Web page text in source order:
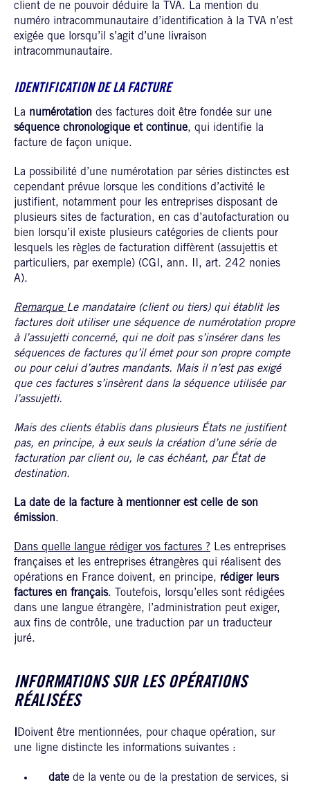
client de ne pouvoir déduire la TVA. La mention du
numéro intracommunautaire d’identification à la TVA n’est
exigée que lorsqu’il s’agit d’une livraison
intracommunautaire.
IDENTIFICATION DE LA FACTURE
La numérotation des factures doit être fondée sur une
séquence chronologique et continue, qui identifie la
facture de façon unique.
La possibilité d’une numérotation par séries distinctes est
cependant prévue lorsque les conditions d’activité le
justifient, notamment pour les entreprises disposant de
plusieurs sites de facturation, en cas d’autofacturation ou
bien lorsqu’il existe plusieurs catégories de clients pour
lesquels les règles de facturation diffèrent (assujettis et
particuliers, par exemple) (CGI, ann. II, art. 242 nonies
A).
Remarque Le mandataire (client ou tiers) qui établit les
factures doit utiliser une séquence de numérotation propre
à l’assujetti concerné, qui ne doit pas s’insérer dans les
séquences de factures qu’il émet pour son propre compte
ou pour celui d’autres mandants. Mais il n’est pas exigé
que ces factures s’insèrent dans la séquence utilisée par
l’assujetti.
Mais des clients établis dans plusieurs États ne justifient
pas, en principe, à eux seuls la création d’une série de
facturation par client ou, le cas échéant, par État de
destination.
La date de la facture à mentionner est celle de son
émission.
Dans quelle langue rédiger vos factures ? Les entreprises
françaises et les entreprises étrangères qui réalisent des
opérations en France doivent, en principe, rédiger leurs
factures en français. Toutefois, lorsqu’elles sont rédigées
dans une langue étrangère, l’administration peut exiger,
aux fins de contrôle, une traduction par un traducteur
juré.
INFORMATIONS SUR LES OPÉRATIONS
RÉALISÉES
Doivent être mentionnées, pour chaque opération, sur
une ligne distincte les informations suivantes :
date de la vente ou de la prestation de services, si